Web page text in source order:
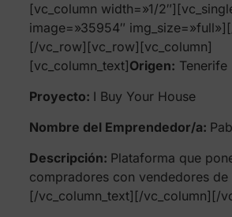
[vc_column width=»1/
image=»35954″
[/vc_row][vc_row][vc_column]
[vc_column_text]Origen: Tenerife
Proyecto: I Buy Your House
Nombre del Emprendedor/a:
Descripción: Plataforma que
compradores con vendedores de
[/vc_column_text][/vc_column][/